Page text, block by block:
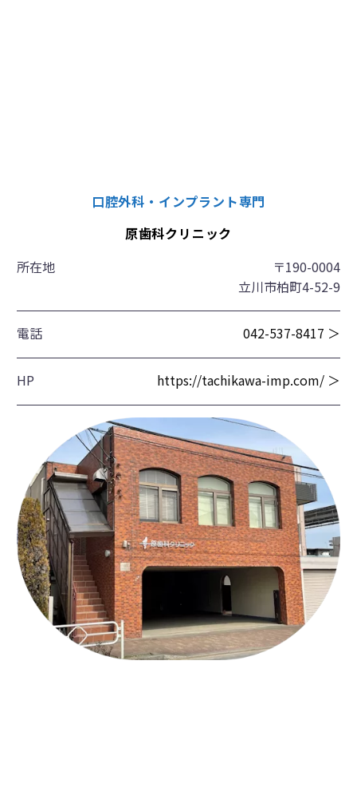
口腔外科・インプラント専門
原歯科クリニック
所在地
〒190-0004
立川市柏町4-52-9
電話 042-537-8417 ＞
HP https://tachikawa-imp.com/ ＞